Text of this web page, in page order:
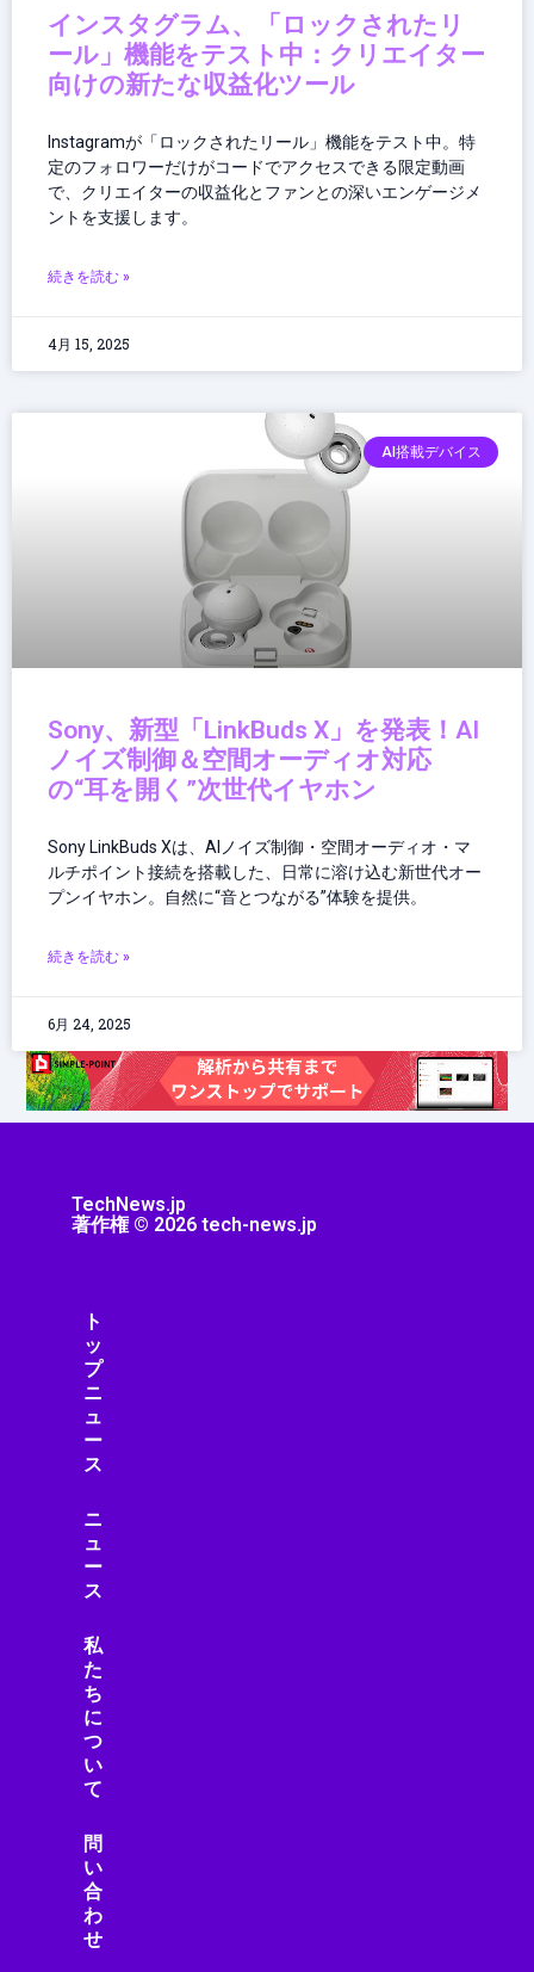
インスタグラム、「ロックされたリ
ール」機能をテスト中：クリエイター
向けの新たな収益化ツール
Instagramが「ロックされたリール」機能をテスト中。特
定のフォロワーだけがコードでアクセスできる限定動画
で、クリエイターの収益化とファンとの深いエンゲージメ
ントを支援します。
続きを読む »
4月 15, 2025
AI搭載デバイス
Sony、新型「LinkBuds X」を発表！AI
ノイズ制御＆空間オーディオ対応
の“耳を開く”次世代イヤホン
Sony LinkBuds Xは、AIノイズ制御・空間オーディオ・マ
ルチポイント接続を搭載した、日常に溶け込む新世代オー
プンイヤホン。自然に“音とつながる”体験を提供。
続きを読む »
6月 24, 2025
TechNews.jp
著作権 © 2026 tech-news.jp
ト
ッ
プ
ニ
ュ
ー
ス
ニ
ュ
ー
ス
私
た
ち
に
つ
い
て
問
い
合
わ
せ